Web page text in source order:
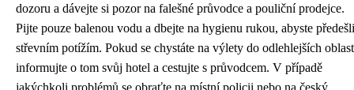
dozoru a dávejte si pozor na falešné průvodce a pouliční prodejce.
Pijte pouze balenou vodu a dbejte na hygienu rukou, abyste předešli
střevním potížím. Pokud se chystáte na výlety do odlehlejších
informujte o tom svůj hotel a cestujte s průvodcem. V případě
jakýchkoli problémů se obraťte na místní policii nebo na český